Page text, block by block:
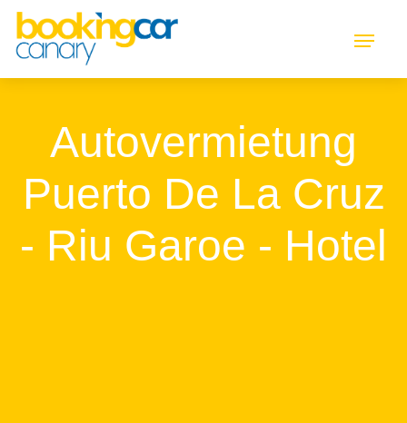
Autovermietung
Puerto De La Cruz
- Riu Garoe - Hotel